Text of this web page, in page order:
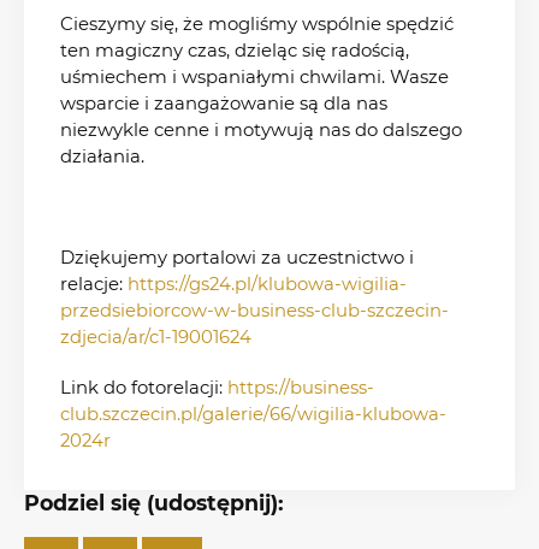
Cieszymy się, że mogliśmy wspólnie spędzić
ten magiczny czas, dzieląc się radością,
uśmiechem i wspaniałymi chwilami. Wasze
wsparcie i zaangażowanie są dla nas
niezwykle cenne i motywują nas do dalszego
działania.
Dziękujemy portalowi za uczestnictwo i
relacje: https://gs24.pl/klubowa-wigilia-
przedsiebiorcow-w-business-club-szczecin-
zdjecia/ar/c1-19001624
Link do fotorelacji: https://business-
club.szczecin.pl/galerie/66/wigilia-klubowa-
2024r
Podziel się (udostępnij):